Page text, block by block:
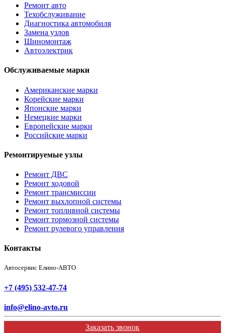
Ремонт авто
Техобслуживание
Диагностика автомобиля
Замена узлов
Шиномонтаж
Автоэлектрик
Обслуживаемые марки
Американские марки
Корейские марки
Японские марки
Немецкие марки
Европейские марки
Российские марки
Ремонтируемые узлы
Ремонт ДВС
Ремонт ходовой
Ремонт трансмиссии
Ремонт выхлопной системы
Ремонт топливной системы
Ремонт тормозной системы
Ремонт рулевого управления
Контакты
Автосервис Елино-АВТО
+7 (495) 532-47-74
info@elino-avto.ru
Заказать звонок